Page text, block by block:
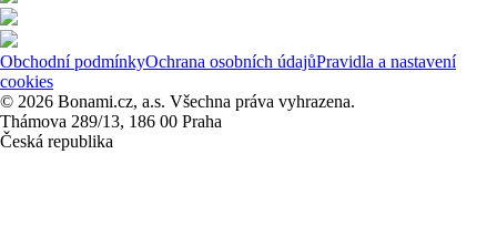
Obchodní podmínkyOchrana osobních údajůPravidla a nastavení
cookies
© 2026 Bonami.cz, a.s. Všechna práva vyhrazena.
Thámova 289/13, 186 00 Praha
Česká republika